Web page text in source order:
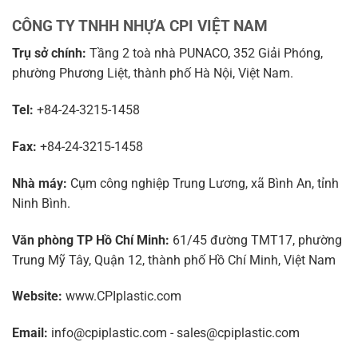
CÔNG TY TNHH NHỰA CPI VIỆT NAM
Trụ sở chính: Tầng 2 toà nhà PUNACO, 352 Giải Phóng,
phường Phương Liệt, thành phố Hà Nội, Việt Nam.
Tel: +84-24-3215-1458
Fax: +84-24-3215-1458
Nhà máy: Cụm công nghiệp Trung Lương, xã Bình An, tỉnh
Ninh Bình.
Văn phòng TP Hồ Chí Minh: 61/45 đường TMT17, phường
Trung Mỹ Tây, Quận 12, thành phố Hồ Chí Minh, Việt Nam
Website: www.CPIplastic.com
Email: info@cpiplastic.com - sales@cpiplastic.com